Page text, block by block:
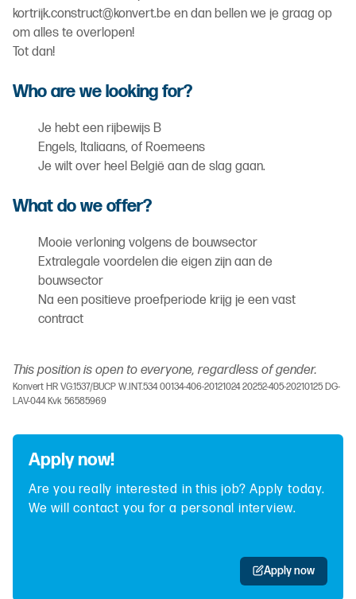
kortrijk.construct@konvert.be en dan bellen we je graag op
om alles te overlopen!
Tot dan!
Who are we looking for?
Je hebt een rijbewijs B
Engels, Italiaans, of Roemeens
Je wilt over heel België aan de slag gaan.
What do we offer?
Mooie verloning volgens de bouwsector
Extralegale voordelen die eigen zijn aan de
bouwsector
Na een positieve proefperiode krijg je een vast
contract
This position is open to everyone, regardless of gender.
Konvert HR VG.1537/BUCP W.INT.534 00134-406-20121024 20252-405-20210125 DG-
LAV-044 Kvk 56585969
Apply now!
Are you really interested in this job? Apply today.
We will contact you for a personal interview.
Apply now